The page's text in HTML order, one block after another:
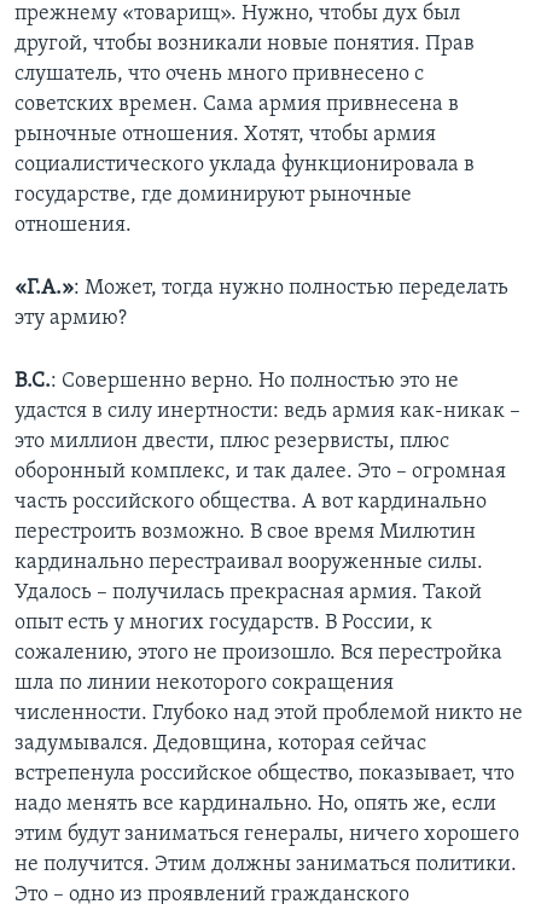
прежнему «товарищ». Нужно, чтобы дух был
другой, чтобы возникали новые понятия. Прав
слушатель, что очень много привнесено с
советских времен. Сама армия привнесена в
рыночные отношения. Хотят, чтобы армия
социалистического уклада функционировала в
государстве, где доминируют рыночные
отношения.
«Г.А.»: Может, тогда нужно полностью переделать
эту армию?
В.С.: Совершенно верно. Но полностью это не
удастся в силу инертности: ведь армия как-никак –
это миллион двести, плюс резервисты, плюс
оборонный комплекс, и так далее. Это – огромная
часть российского общества. А вот кардинально
перестроить возможно. В свое время Милютин
кардинально перестраивал вооруженные силы.
Удалось – получилась прекрасная армия. Такой
опыт есть у многих государств. В России, к
сожалению, этого не произошло. Вся перестройка
шла по линии некоторого сокращения
численности. Глубоко над этой проблемой никто не
задумывался. Дедовщина, которая сейчас
встрепенула российское общество, показывает, что
надо менять все кардинально. Но, опять же, если
этим будут заниматься генералы, ничего хорошего
не получится. Этим должны заниматься политики.
Это – одно из проявлений гражданского